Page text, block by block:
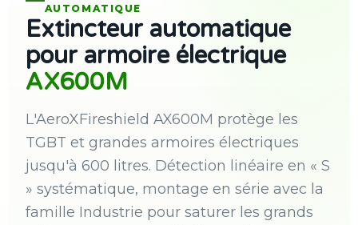
AUTOMATIQUE
Extincteur automatique
pour armoire électrique
AX600M
L'AeroXFireshield AX600M protège les
TGBT et grandes armoires électriques
jusqu'à 600 litres. Détection linéaire en « S
» systématique, montage en série avec la
famille Industrie pour saturer les grands